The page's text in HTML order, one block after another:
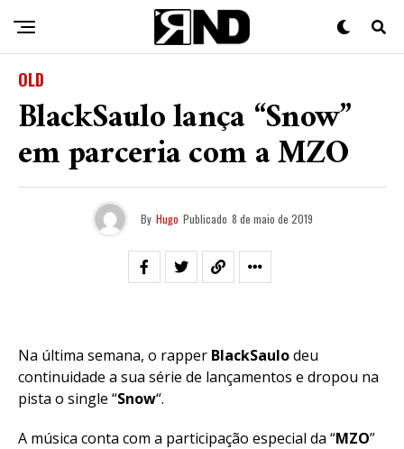
OLD
BlackSaulo lança “Snow”
em parceria com a MZO
By Hugo Publicado 8 de maio de 2019
Na última semana, o rapper BlackSaulodeu
continuidade a sua série de lançamentos e dropou na
pista o single “Snow“.
A música conta com a participação especial da “MZO”